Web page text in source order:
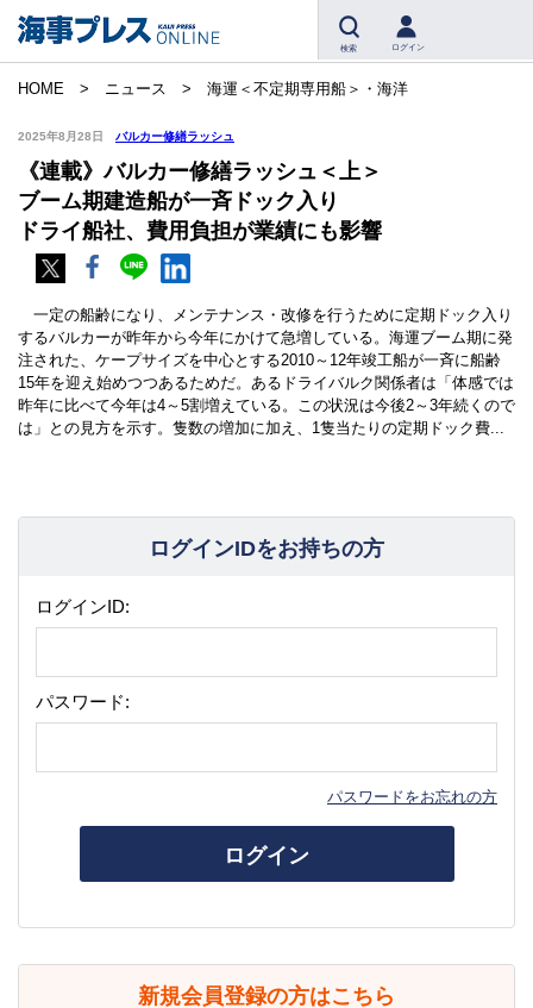
検索 ログイン
HOME ニュース 海運＜不定期専用船＞・海洋
2025年8月28日 バルカー修繕ラッシュ
《連載》バルカー修繕ラッシュ＜上＞
ブーム期建造船が一斉ドック入り
ドライ船社、費用負担が業績にも影響
一定の船齢になり、メンテナンス・改修を行うために定期ドック入り
するバルカーが昨年から今年にかけて急増している。海運ブーム期に発
注された、ケープサイズを中心とする2010～12年竣工船が一斉に船齢
15年を迎え始めつつあるためだ。あるドライバルク関係者は「体感では
昨年に比べて今年は4～5割増えている。この状況は今後2～3年続くので
は」との見方を示す。隻数の増加に加え、1隻当たりの定期ドック費...
ログインIDをお持ちの方
ログインID:
パスワード:
パスワードをお忘れの方
ログイン
新規会員登録の方はこちら